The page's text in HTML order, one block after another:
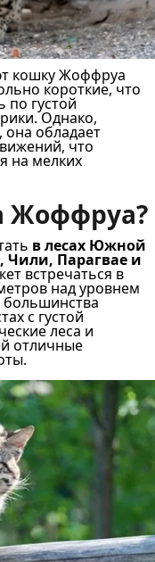
кошку Жоффруа
короткие, что
по густой
Однако,
обладает
что
на мелких
Жоффруа?
в лесах Южной
Чили, Парагвае и
встречаться в
над уровнем
с густой
леса и
отличные